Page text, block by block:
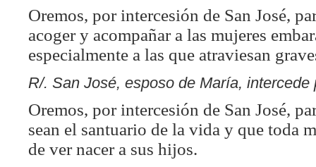
Oremos, por intercesión de San José,
acoger y acompañar a las mujeres
especialmente a las que atraviesan
R/. San José, esposo de María, intercede
Oremos, por intercesión de San José,
sean el santuario de la vida y que toda
de ver nacer a sus hijos.